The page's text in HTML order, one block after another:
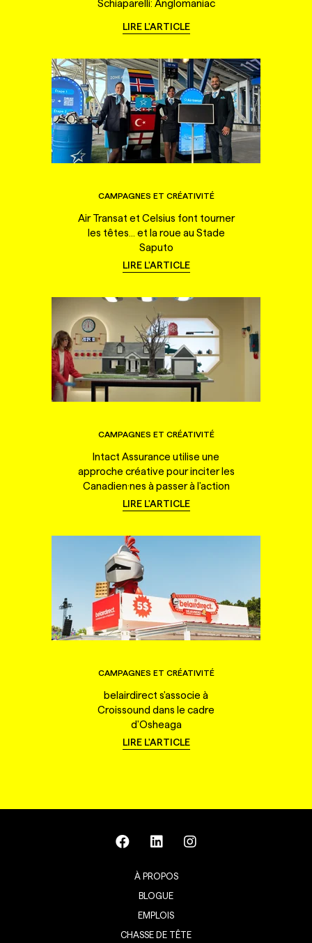
Schiaparelli: Anglomaniac
LIRE L'ARTICLE
CAMPAGNES ET CRÉATIVITÉ
Air Transat et Celsius font tourner
les têtes... et la roue au Stade
Saputo
LIRE L'ARTICLE
CAMPAGNES ET CRÉATIVITÉ
Intact Assurance utilise une
approche créative pour inciter les
Canadien·nes à passer à l'action
LIRE L'ARTICLE
CAMPAGNES ET CRÉATIVITÉ
belairdirect s'associe à
Croissound dans le cadre
d'Osheaga
LIRE L'ARTICLE
À PROPOS
BLOGUE
EMPLOIS
CHASSE DE TÊTE